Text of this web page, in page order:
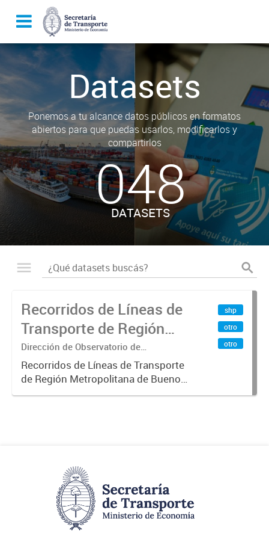
Datasets
Ponemos a tu alcance datos públicos en formatos
abiertos para que puedas usarlos, modificarlos y
compartirlos
048
DATASETS
Recorridos de Líneas de
Transporte de Región
Metropolitana de
Buenos Aires (RMBA)
Dirección de Observatorio de
Transporte, Estudio y Sistemas
Recorridos de Líneas de Transporte
de Región Metropolitana de Buenos
Aires (RMBA).-
shp
otro
otro